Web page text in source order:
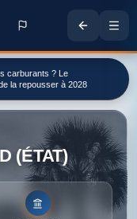
carburants ? Le
la repousser à 2028
(ÉTAT)